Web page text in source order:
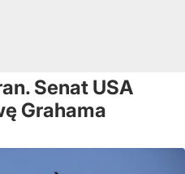
Senat USA
Grahama